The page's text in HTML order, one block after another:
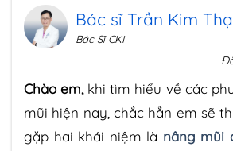
Bác sĩ Trần Kim
Bác Sĩ CKI
Chào em, khi tìm hiểu về các
mũi hiện nay, chắc hẳn em sẽ
gặp hai khái niệm là nâng mũi